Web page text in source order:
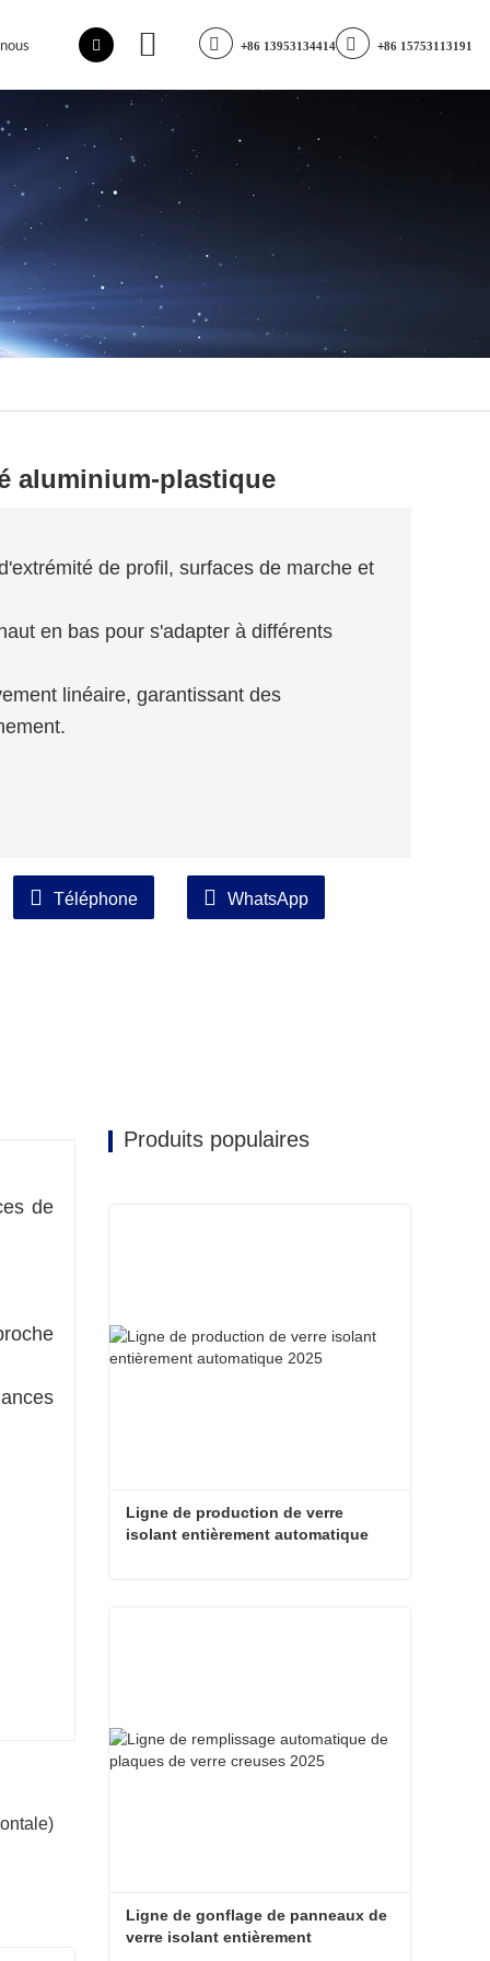
+86 13953134414 +86 15753113191
aluminium-plastique
de profil, surfaces de marche et
en bas pour s'adapter à différents
linéaire, garantissant des
Téléphone WhatsApp
de
Produits populaires
Ligne de production de verre
isolant entièrement automatique
Ligne de gonflage de panneaux de
verre isolant entièrement